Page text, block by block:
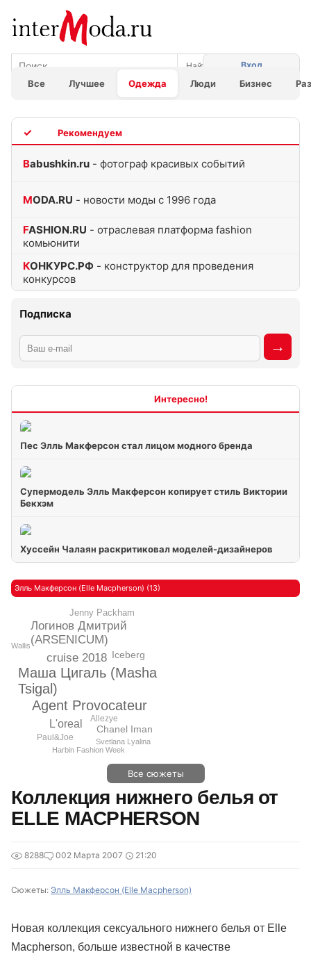
Все Лучшее Одежда Люди Бизнес
Вход
Babushkin.ru - фотограф красивых событий
MODA.RU - новости моды с 1996 года
FASHION.RU - отраслевая платформа fashion
комьюнити
КОНКУРС.РФ - конструктор для проведения
конкурсов
Подписка
Пес Элль Макферсон стал лицом модного бренда
Супермодель Элль Макферсон копирует стиль Виктории
Бекхэм
Хуссейн Чалаян раскритиковал моделей-дизайнеров
Элль Макферсон (Elle Macpherson) (13)
Маша Цигаль (Masha
Tsigal)
Agent Provocateur
cruise 2018
Логинов Дмитрий
(ARSENICUM)
L'oreal Chanel Iman
Iceberg
Jenny Packham
Allezye
Paul&Joe
Harbin Fashion Week
Svetlana Lyalina
Wallis
Все сюжеты
Коллекция нижнего белья от
ELLE MACPHERSON
8288 002 Марта 2007 21:20
Сюжеты: Элль Макферсон (Elle Macpherson)
Новая коллекция сексуального нижнего белья от Elle
Macpherson, больше известной в качестве